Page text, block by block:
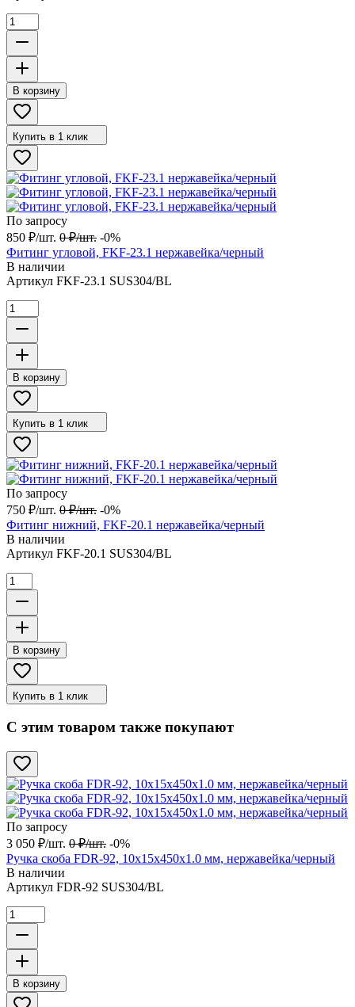
В корзину
Купить в 1 клик
По запросу
850 ₽/шт. 0 ₽/шт. -0%
Фитинг угловой, FKF-23.1 нержавейка/черный
В наличии
Артикул FKF-23.1 SUS304/BL
В корзину
Купить в 1 клик
По запросу
750 ₽/шт. 0 ₽/шт. -0%
Фитинг нижний, FKF-20.1 нержавейка/черный
В наличии
Артикул FKF-20.1 SUS304/BL
В корзину
Купить в 1 клик
С этим товаром также покупают
По запросу
3 050 ₽/шт. 0 ₽/шт. -0%
Ручка скоба FDR-92, 10х15х450х1.0 мм, нержавейка/черный
В наличии
Артикул FDR-92 SUS304/BL
В корзину